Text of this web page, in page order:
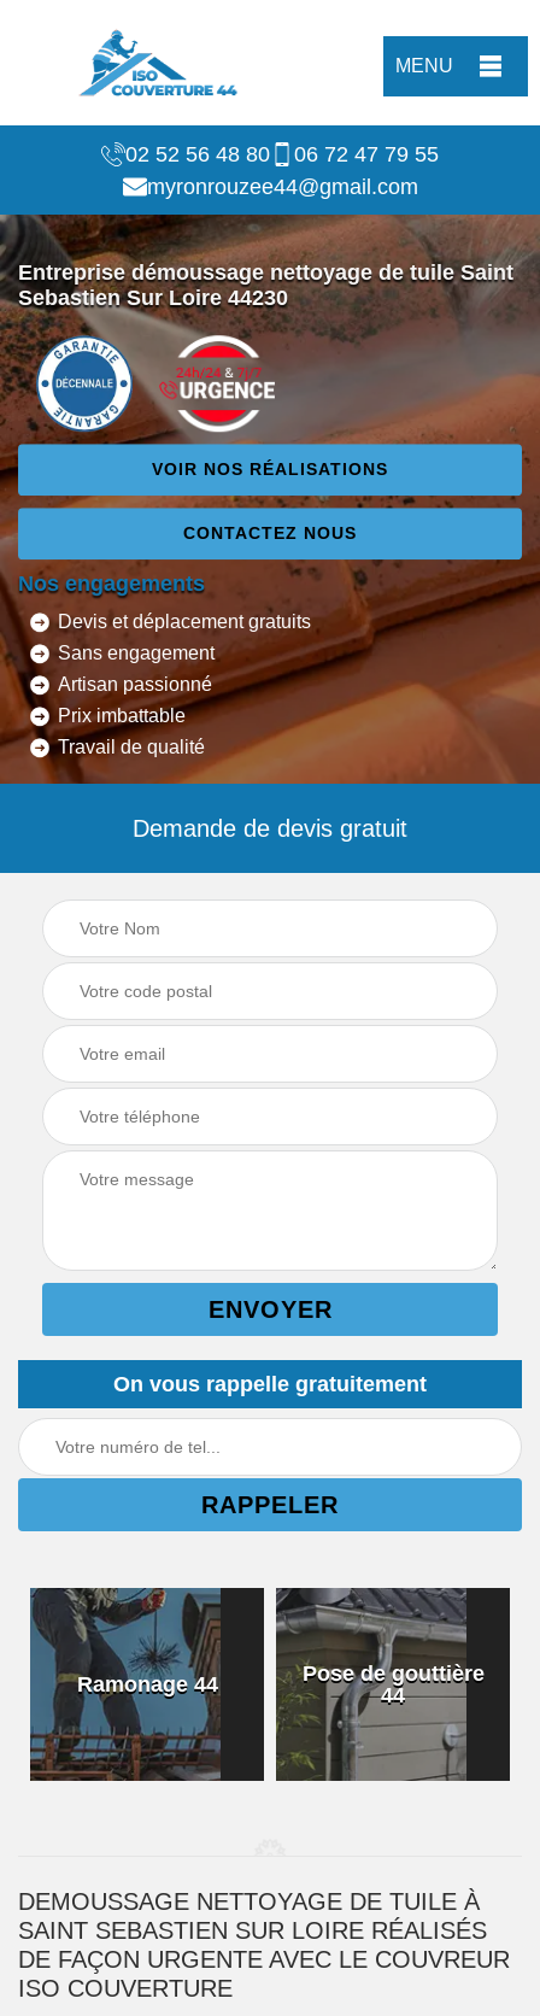
MENU
02 52 56 48 80
06 72 47 79 55
myronrouzee44@gmail.com
Entreprise démoussage nettoyage de tuile Saint
Sebastien Sur Loire 44230
VOIR NOS RÉALISATIONS
CONTACTEZ NOUS
Nos engagements
Devis et déplacement gratuits
Sans engagement
Artisan passionné
Prix imbattable
Travail de qualité
Demande de devis gratuit
On vous rappelle gratuitement
Ramonage 44
Pose de gouttière
44
DEMOUSSAGE NETTOYAGE DE TUILE À
SAINT SEBASTIEN SUR LOIRE RÉALISÉS
DE FAÇON URGENTE AVEC LE COUVREUR
ISO COUVERTURE